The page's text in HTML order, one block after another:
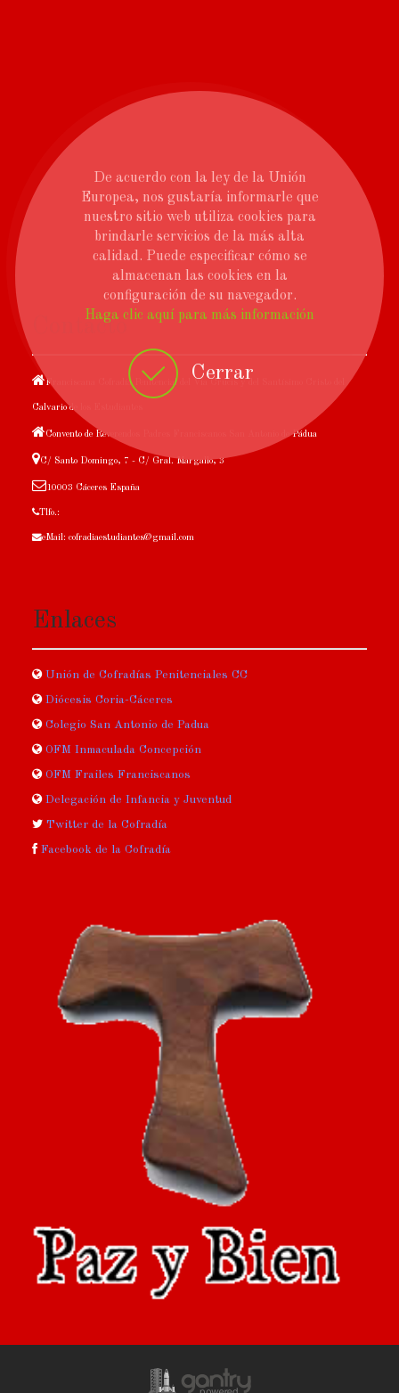
Cerrar
De acuerdo con la ley de la Unión
Europea, nos gustaría informarle que
nuestro sitio web utiliza cookies para
brindarle servicios de la más alta
calidad. Puede especificar cómo se
almacenan las cookies en la
configuración de su navegador.
Haga clic aquí para más información
Contacto
Franciscana Cofradía Penitencial del Vía Crucis y del Santísimo Cristo del
Calvario de los Estudiantes
Convento de Reverendos Padres Franciscanos San Antonio de Pádua
C/ Santo Domingo, 7 - C/ Gral. Margallo, 3
10003 Cáceres España
Tlfo.:
eMail: cofradiaestudiantes@gmail.com
Enlaces
Unión de Cofradías Penitenciales CC
Diócesis Coria-Cáceres
Colegio San Antonio de Padua
OFM Inmaculada Concepción
OFM Frailes Franciscanos
Delegación de Infancia y Juventud
Twitter de la Cofradía
Facebook de la Cofradía